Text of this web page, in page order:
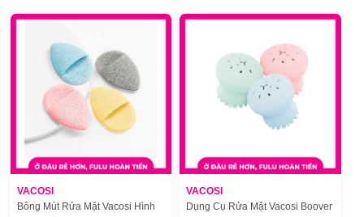
VACOSI
Bông Mút Rửa Mặt Vacosi Hình
VACOSI
Dụng Cụ Rửa Mặt Vacosi Boover